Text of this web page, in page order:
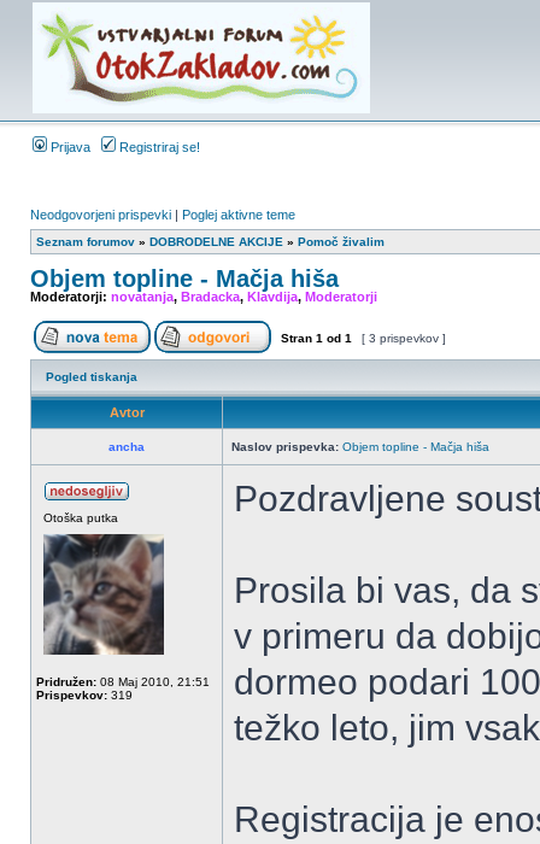
Prijava Registriraj se!
Neodgovorjeni prispevki | Poglej aktivne teme
Seznam forumov » DOBRODELNE AKCIJE » Pomoč živalim
Objem topline - Mačja hiša
Moderatorji: novatanja, Bradacka, Klavdija, Moderatorji
Stran 1 od 1 [ 3 prispevkov ]
Pogled tiskanja
Avtor
ancha Naslov prispevka: Objem topline - Mačja hiša
Otoška putka
Pridružen: 08 Maj 2010, 21:51
Prispevkov: 319
Pozdravljene
Prosila bi vas, da
v primeru da
dormeo podari
težko leto, jim
Registracija je